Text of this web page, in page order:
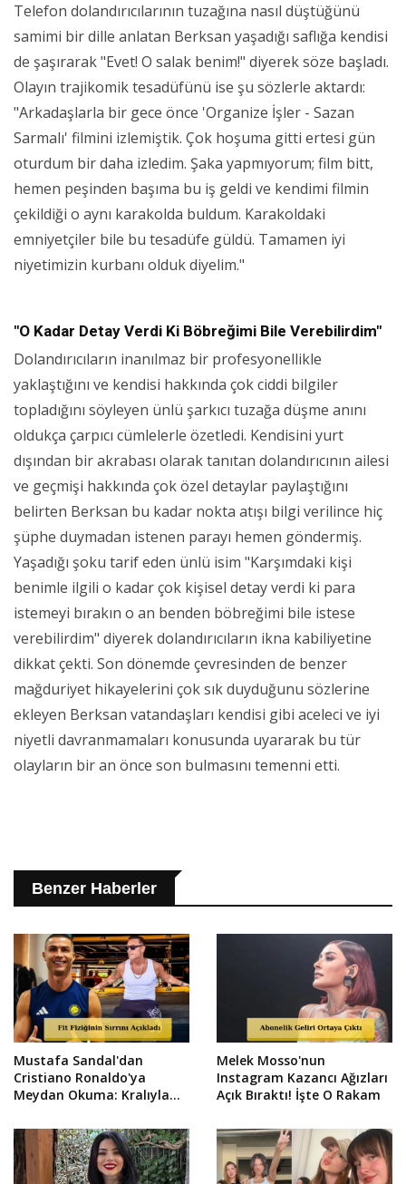
Telefon dolandırıcılarının tuzağına nasıl düştüğünü
samimi bir dille anlatan Berksan yaşadığı saflığa kendisi
de şaşırarak "Evet! O salak benim!" diyerek söze başladı.
Olayın trajikomik tesadüfünü ise şu sözlerle aktardı:
"Arkadaşlarla bir gece önce 'Organize İşler - Sazan
Sarmalı' filmini izlemiştik. Çok hoşuma gitti ertesi gün
oturdum bir daha izledim. Şaka yapmıyorum; film bitt,
hemen peşinden başıma bu iş geldi ve kendimi filmin
çekildiği o aynı karakolda buldum. Karakoldaki
emniyetçiler bile bu tesadüfe güldü. Tamamen iyi
niyetimizin kurbanı olduk diyelim."
"O Kadar Detay Verdi Ki Böbreğimi Bile Verebilirdim"
Dolandırıcıların inanılmaz bir profesyonellikle
yaklaştığını ve kendisi hakkında çok ciddi bilgiler
topladığını söyleyen ünlü şarkıcı tuzağa düşme anını
oldukça çarpıcı cümlelerle özetledi. Kendisini yurt
dışından bir akrabası olarak tanıtan dolandırıcının ailesi
ve geçmişi hakkında çok özel detaylar paylaştığını
belirten Berksan bu kadar nokta atışı bilgi verilince hiç
şüphe duymadan istenen parayı hemen göndermiş.
Yaşadığı şoku tarif eden ünlü isim "Karşımdaki kişi
benimle ilgili o kadar çok kişisel detay verdi ki para
istemeyi bırakın o an benden böbreğimi bile istese
verebilirdim" diyerek dolandırıcıların ikna kabiliyetine
dikkat çekti. Son dönemde çevresinden de benzer
mağduriyet hikayelerini çok sık duyduğunu sözlerine
ekleyen Berksan vatandaşları kendisi gibi aceleci ve iyi
niyetli davranmamaları konusunda uyararak bu tür
olayların bir an önce son bulmasını temenni etti.
Benzer Haberler
Mustafa Sandal'dan
Cristiano Ronaldo'ya
Meydan Okuma: Kralıyla
Melek Mosso'nun
Instagram Kazancı Ağızları
Açık Bıraktı! İşte O Rakam